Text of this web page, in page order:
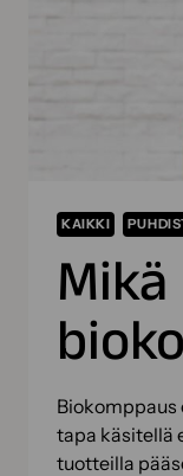
KAIKKI
Biokomppaus
tapa käsitellä
tuotteilla